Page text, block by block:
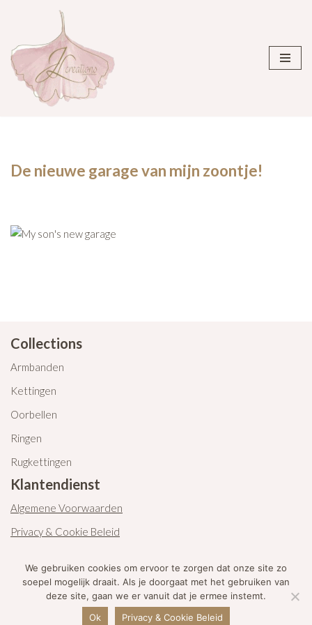
naar
de
inhoud
De nieuwe garage van mijn zoontje!
Collections
Armbanden
Kettingen
Oorbellen
Ringen
Rugkettingen
Klantendienst
Algemene Voorwaarden
Privacy & Cookie Beleid
©2021 JL creations. Alle rechten voorbehouden.
We gebruiken cookies om ervoor te zorgen dat onze site zo
soepel mogelijk draait. Als je doorgaat met het gebruiken van
deze site, gaan we er vanuit dat je ermee instemt.
Ok
Privacy & Cookie Beleid